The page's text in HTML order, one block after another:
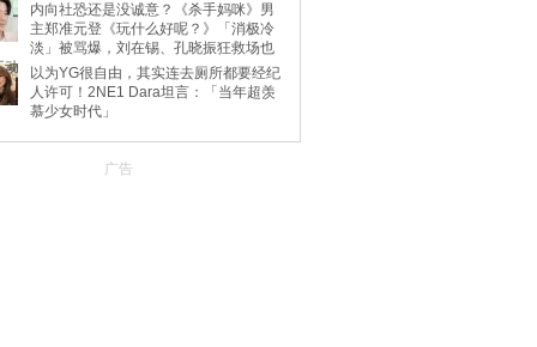
内向社恐还是没诚意？《杀手妈咪》男
主郑准元登《玩什么好呢？》「消极冷
淡」被骂爆，刘在锡、孔晓振狂救场也
动
以为YG很自由，其实连去厕所都要经纪
人许可！2NE1 Dara坦言：「当年超羡
慕少女时代」
广告